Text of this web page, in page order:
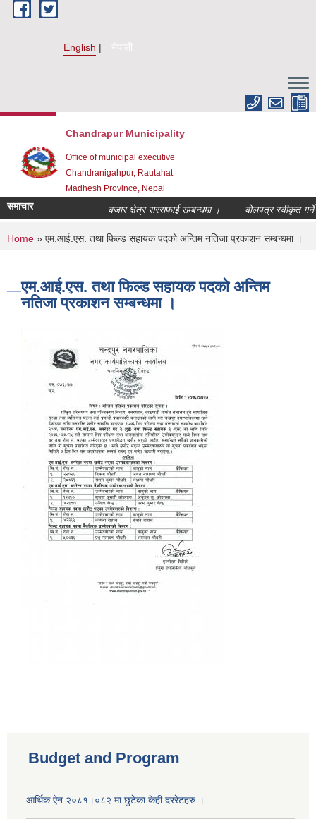
Skip to main content
English नेपाली
Chandrapur Municipality
Office of municipal executive
Chandranigahpur, Rautahat
Madhesh Province, Nepal
समाचार बजार क्षेत्र सरसफाई सम्बन्धमा । बोलपत्र स्वीकृत गर्ने
You are here
Home » एम.आई.एस. तथा फिल्ड सहायक पदको अन्तिम नतिजा प्रकाशन सम्बन्धमा ।
एम.आई.एस. तथा फिल्ड सहायक पदको अन्तिम
नतिजा प्रकाशन सम्बन्धमा ।
Budget and Program
आर्थिक ऐन २०८१।०८२ मा छुटेका केही दररेटहरु ।